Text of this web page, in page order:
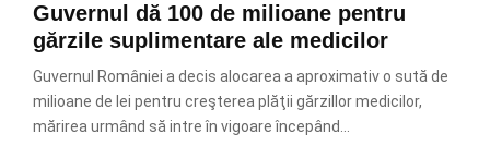
Guvernul dă 100 de milioane pentru
gărzile suplimentare ale medicilor
Guvernul României a decis alocarea a aproximativ o sută de
milioane de lei pentru creşterea plăţii gărzillor medicilor,
mărirea urmând să intre în vigoare începând...